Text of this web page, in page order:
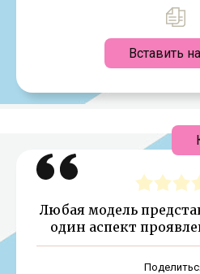
Вставить
Любая модель
один аспект